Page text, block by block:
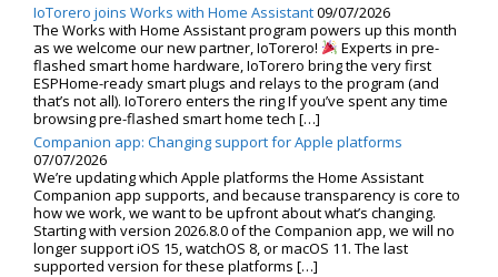
IoTorero joins Works with Home Assistant09/07/2026
The Works with Home Assistant program powers up this month
as we welcome our new partner, IoTorero!
Experts in pre-
flashed smart home hardware, IoTorero bring the very first
ESPHome-ready smart plugs and relays to the program (and
that’s not all). IoTorero enters the ring If you’ve spent any time
browsing pre-flashed smart home tech […]
Companion app: Changing support for Apple platforms
07/07/2026
We’re updating which Apple platforms the Home Assistant
Companion app supports, and because transparency is core to
how we work, we want to be upfront about what’s changing.
Starting with version 2026.8.0 of the Companion app, we will no
longer support iOS 15, watchOS 8, or macOS 11. The last
supported version for these platforms […]